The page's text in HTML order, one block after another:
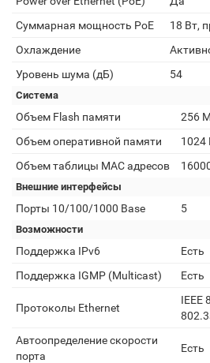
Суммарная мощность PoE
18 Вт,
Охлаждение
Уровень шума (дБ)
54
Система
Объем Flash памяти
256
Объем оперативной памяти
Объем таблицы MAC адресов
Внешние интерфейсы
Порты 10/100/1000 Base 5
Возможности
Поддержка IPv6
Есть
Поддержка IGMP (Multicast)
Есть
Протоколы Ethernet
IEEE
Автоопределение скорости
порта
Есть